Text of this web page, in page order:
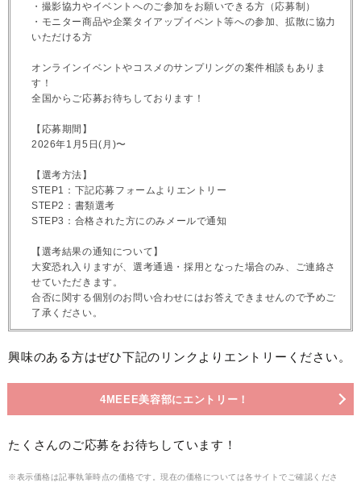
・撮影協力やイベントへのご参加をお願いできる方（応募制）
・モニター商品や企業タイアップイベント等への参加、拡散に協力
いただける方
オンラインイベントやコスメのサンプリングの案件相談もありま
す！
全国からご応募お待ちしております！
【応募期間】
2026年1月5日(月)〜
【選考方法】
STEP1：下記応募フォームよりエントリー
STEP2：書類選考
STEP3：合格された方にのみメールで通知
【選考結果の通知について】
大変恐れ入りますが、選考通過・採用となった場合のみ、ご連絡さ
せていただきます。
合否に関する個別のお問い合わせにはお答えできませんので予めご
了承ください。
興味のある方はぜひ下記のリンクよりエントリーください。
4MEEE美容部にエントリー！
たくさんのご応募をお待ちしています！
※表示価格は記事執筆時点の価格です。現在の価格については各サイトでご確認くださ